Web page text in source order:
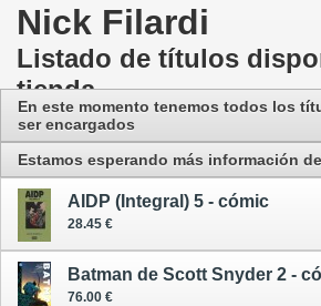
Nick Filardi
Listado de títulos
tienda
En este momento tenemos todos los
ser encargados
Estamos esperando más información
AIDP (Integral) 5 - cómic
28.45 €
Batman de Scott Snyder 2 -
76.00 €